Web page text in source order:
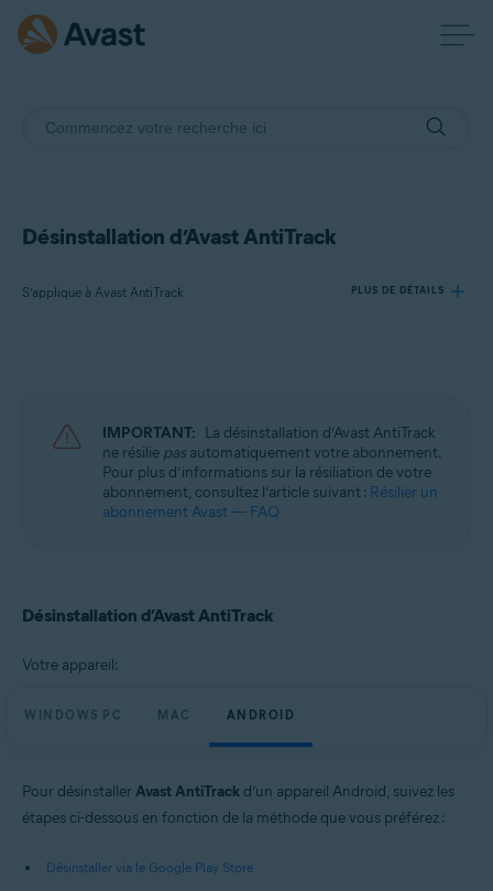
Désinstallation d’Avast AntiTrack
S’applique à Avast AntiTrack PLUS DE DÉTAILS
Systèmes d'exploitation:
Windows, MacOS et Android
IMPORTANT: La désinstallation d’Avast AntiTrack
ne résilie pasautomatiquement votre abonnement.
Pour plus d’informations sur la résiliation de votre
abonnement, consultez l’article suivant : Résilier un
abonnement Avast — FAQ
Désinstallation d’Avast AntiTrack
Votre appareil:
WINDOWS PC MAC ANDROID
Pour désinstallerAvast AntiTrack d’un appareil Android, suivez les
étapes ci-dessous en fonction de la méthode que vous préférez :
Désinstaller via le Google Play Store